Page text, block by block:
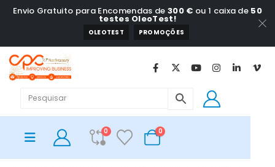
Envio Gratuito para Encomendas de 300 € ou 1 caixa de 50
testes OleoTest!
OLEOTEST PROMOÇÕES
0 0